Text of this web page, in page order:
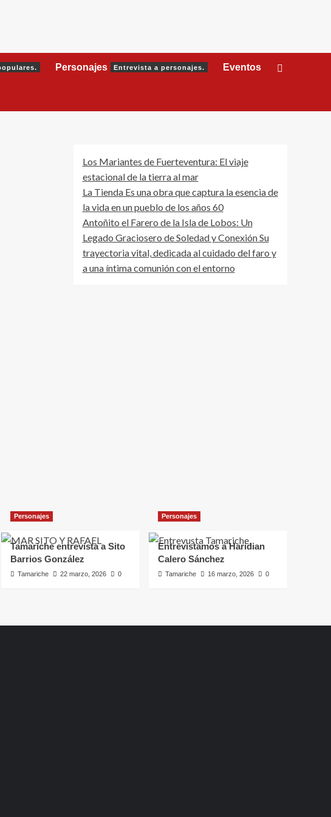
Personajes Entrevista a personajes. Eventos
Los Mariantes de Fuerteventura: El viaje
estacional de la tierra al mar
La Tienda Es una obra que captura la esencia de
la vida en un pueblo de los años 60
Antoñito el Farero de la Isla de Lobos: Un
Legado Graciosero de Soledad y Conexión Su
trayectoria vital, dedicada al cuidado del faro y
a una íntima comunión con el entorno
Personajes
Tamariche entrevista a Sito
Barrios González
Tamariche 22 marzo, 2026 0
Personajes
Entrevistamos a Haridian
Calero Sánchez
Tamariche 16 marzo, 2026 0